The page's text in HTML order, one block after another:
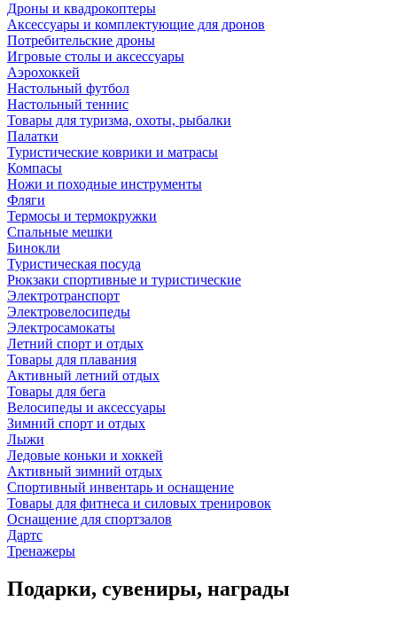
Дроны и квадрокоптеры
Аксессуары и комплектующие для дронов
Потребительские дроны
Игровые столы и аксессуары
Аэрохоккей
Настольный футбол
Настольный теннис
Товары для туризма, охоты, рыбалки
Палатки
Туристические коврики и матрасы
Компасы
Ножи и походные инструменты
Фляги
Термосы и термокружки
Спальные мешки
Бинокли
Туристическая посуда
Рюкзаки спортивные и туристические
Электротранспорт
Электровелосипеды
Электросамокаты
Летний спорт и отдых
Товары для плавания
Активный летний отдых
Товары для бега
Велосипеды и аксессуары
Зимний спорт и отдых
Лыжи
Ледовые коньки и хоккей
Активный зимний отдых
Спортивный инвентарь и оснащение
Товары для фитнеса и силовых тренировок
Оснащение для спортзалов
Дартс
Тренажеры
Подарки, сувениры, награды